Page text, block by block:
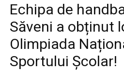
Echipa de
Săveni a obținut
Olimpiada
Sportului Școlar!